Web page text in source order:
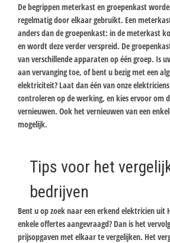
De begrippen meterkast en groepenkast
regelmatig door elkaar gebruikt. Een
anders dan de groepenkast: in de meterkast
en wordt deze verder verspreid. De
van verschillende apparaten op één groep. Is
aan vervanging toe, of bent u bezig met een
elektriciteit? Laat dan één van onze
controleren op de werking, en kies ervoor om
vernieuwen. Ook het vernieuwen van een
mogelijk.
Tips voor het
bedrijven
Bent u op zoek naar een erkend elektricien uit
enkele offertes aangevraagd? Dan is het
prijsopgaven met elkaar te vergelijken. Het